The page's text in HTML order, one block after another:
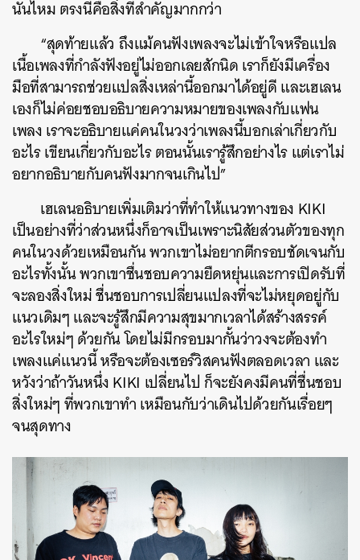
นั้นไหม ตรงนี้คือสิ่งที่สำคัญมากกว่า
“สุดท้ายแล้ว ถึงแม้คนฟังเพลงจะไม่เข้าใจหรือแปล
เนื้อเพลงที่กำลังฟังอยู่ไม่ออกเลยสักนิด เราก็ยังมีเครื่อง
มือที่สามารถช่วยแปลสิ่งเหล่านี้ออกมาได้อยู่ดี และเฮเลน
เองก็ไม่ค่อยชอบอธิบายความหมายของเพลงกับแฟน
เพลง เราจะอธิบายแค่คนในวงว่าเพลงนี้บอกเล่าเกี่ยวกับ
อะไร เขียนเกี่ยวกับอะไร ตอนนั้นเรารู้สึกอย่างไร แต่เราไม่
อยากอธิบายกับคนฟังมากจนเกินไป”
เฮเลนอธิบายเพิ่มเติมว่าที่ทำให้แนวทางของ KIKI
เป็นอย่างที่ว่าส่วนหนึ่งก็อาจเป็นเพราะนิสัยส่วนตัวของทุก
คนในวงด้วยเหมือนกัน พวกเขาไม่อยากตีกรอบชัดเจนกับ
อะไรทั้งนั้น พวกเขาชื่นชอบความยืดหยุ่นและการเปิดรับที่
จะลองสิ่งใหม่ ชื่นชอบการเปลี่ยนแปลงที่จะไม่หยุดอยู่กับ
แนวเดิมๆ และจะรู้สึกมีความสุขมากเวลาได้สร้างสรรค์
อะไรใหม่ๆ ด้วยกัน โดยไม่มีกรอบมากั้นว่าวงจะต้องทำ
เพลงแค่แนวนี้ หรือจะต้องเซอร์วิสคนฟังตลอดเวลา และ
หวังว่าถ้าวันหนึ่ง KIKI เปลี่ยนไป ก็จะยังคงมีคนที่ชื่นชอบ
สิ่งใหม่ๆ ที่พวกเขาทำ เหมือนกับว่าเดินไปด้วยกันเรื่อยๆ
จนสุดทาง